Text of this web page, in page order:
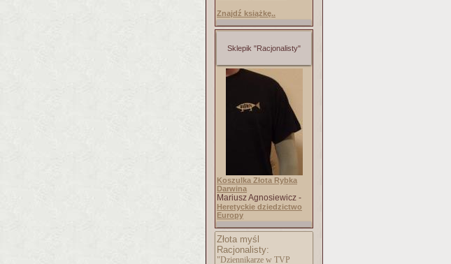
Znajdź książkę..
Sklepik "Racjonalisty"
Koszulka Złota Rybka
Darwina
Mariusz Agnosiewicz -
Heretyckie dziedzictwo
Europy
Złota myśl
Racjonalisty:
"Dziennikarze w TVP